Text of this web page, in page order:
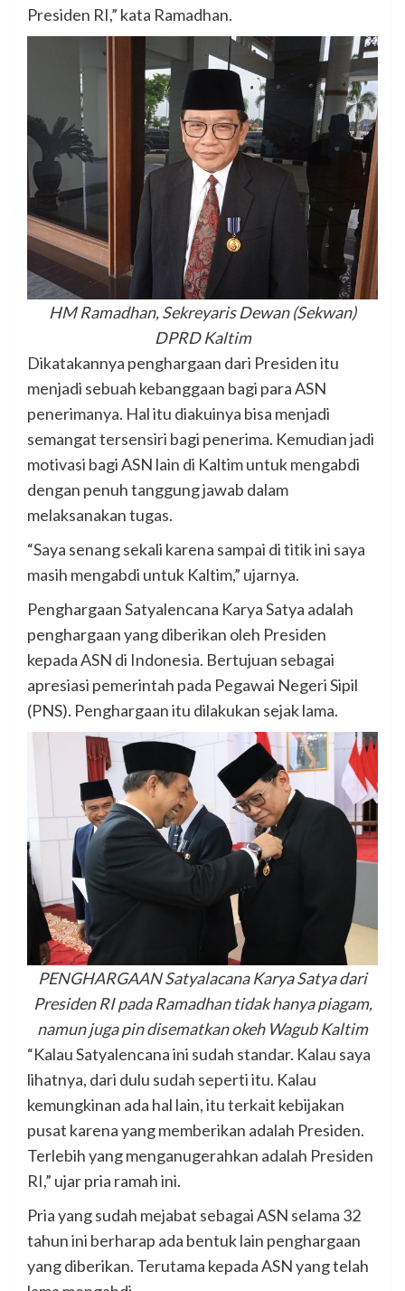
Presiden RI,” kata Ramadhan.
HM Ramadhan, Sekreyaris Dewan (Sekwan)
DPRD Kaltim
Dikatakannya penghargaan dari Presiden itu
menjadi sebuah kebanggaan bagi para ASN
penerimanya. Hal itu diakuinya bisa menjadi
semangat tersensiri bagi penerima. Kemudian jadi
motivasi bagi ASN lain di Kaltim untuk mengabdi
dengan penuh tanggung jawab dalam
melaksanakan tugas.
“Saya senang sekali karena sampai di titik ini saya
masih mengabdi untuk Kaltim,” ujarnya.
Penghargaan Satyalencana Karya Satya adalah
penghargaan yang diberikan oleh Presiden
kepada ASN di Indonesia. Bertujuan sebagai
apresiasi pemerintah pada Pegawai Negeri Sipil
(PNS). Penghargaan itu dilakukan sejak lama.
PENGHARGAAN Satyalacana Karya Satya dari
Presiden RI pada Ramadhan tidak hanya piagam,
namun juga pin disematkan okeh Wagub Kaltim
“Kalau Satyalencana ini sudah standar. Kalau saya
lihatnya, dari dulu sudah seperti itu. Kalau
kemungkinan ada hal lain, itu terkait kebijakan
pusat karena yang memberikan adalah Presiden.
Terlebih yang menganugerahkan adalah Presiden
RI,” ujar pria ramah ini.
Pria yang sudah mejabat sebagai ASN selama 32
tahun ini berharap ada bentuk lain penghargaan
yang diberikan. Terutama kepada ASN yang telah